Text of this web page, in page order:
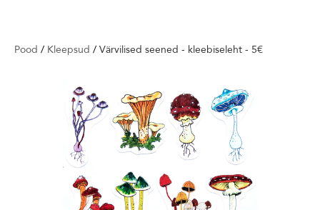
Pood / Kleepsud / Värvilised seened - kleebiseleht - 5€